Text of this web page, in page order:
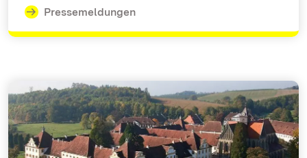
Pressemeldungen